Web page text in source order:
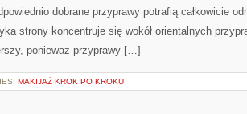
dobrane przyprawy potrafią całkowicie
strony koncentruje się wokół orientalnych
ponieważ przyprawy […]
MAKIJAŻ KROK PO KROKU